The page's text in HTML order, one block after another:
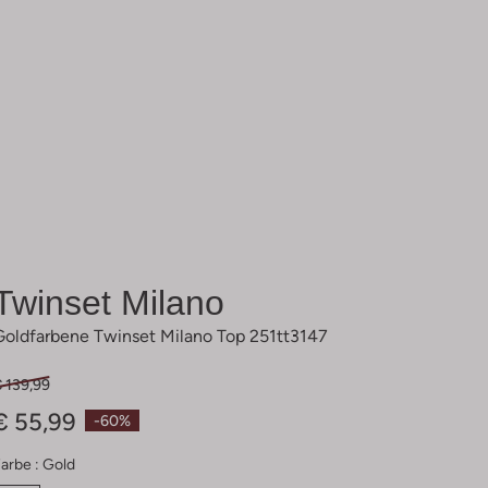
Milano
Twinset Milano Top 251tt3147
-60%
139,99
55,99
: Gold